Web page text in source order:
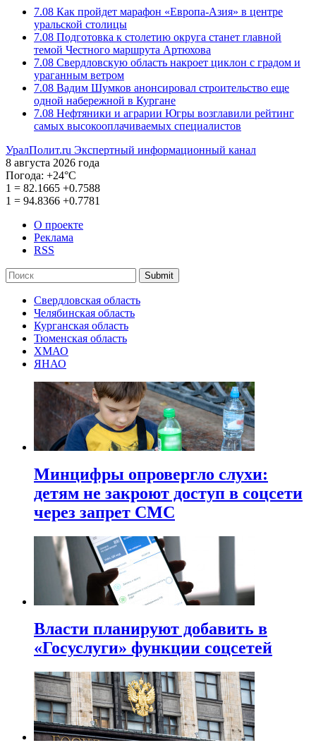
7.08 Как пройдет марафон «Европа-Азия» в центре
уральской столицы
7.08 Подготовка к столетию округа станет главной
темой Честного маршрута Артюхова
7.08 Свердловскую область накроет циклон с градом и
ураганным ветром
7.08 Вадим Шумков анонсировал строительство еще
одной набережной в Кургане
7.08 Нефтяники и аграрии Югры возглавили рейтинг
самых высокооплачиваемых специалистов
УралПолит.ru Экспертный информационный канал
8 августа 2026 года
Погода: +24°С
1 = 82.1665 +0.7588
1 = 94.8366 +0.7781
О проекте
Реклама
RSS
Submit
Свердловская область
Челябинская область
Курганская область
Тюменская область
ХМАО
ЯНАО
Минцифры опровергло слухи:
детям не закроют доступ в соцсети
через запрет СМС
Власти планируют добавить в
«Госуслуги» функции соцсетей